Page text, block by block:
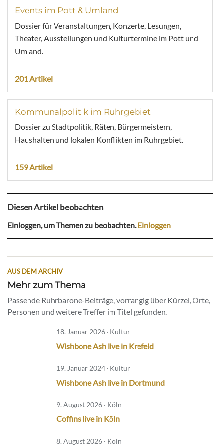
Events im Pott & Umland
Dossier für Veranstaltungen, Konzerte, Lesungen,
Theater, Ausstellungen und Kulturtermine im Pott und
Umland.
201 Artikel
Kommunalpolitik im Ruhrgebiet
Dossier zu Stadtpolitik, Räten, Bürgermeistern,
Haushalten und lokalen Konflikten im Ruhrgebiet.
159 Artikel
Diesen Artikel beobachten
Einloggen, um Themen zu beobachten. Einloggen
AUS DEM ARCHIV
Mehr zum Thema
Passende Ruhrbarone-Beiträge, vorrangig über Kürzel, Orte,
Personen und weitere Treffer im Titel gefunden.
18. Januar 2026 · Kultur
Wishbone Ash live in Krefeld
19. Januar 2024 · Kultur
Wishbone Ash live in Dortmund
9. August 2026 · Köln
Coffins live in Köln
8. August 2026 · Köln